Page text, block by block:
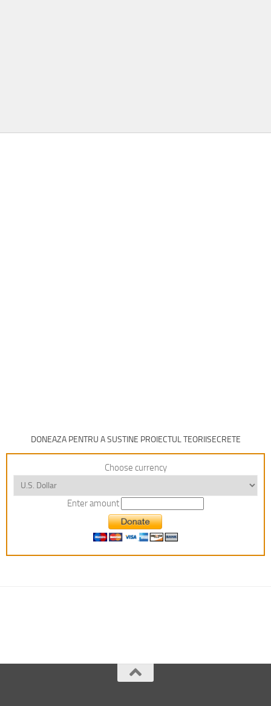
DONEAZA PENTRU A SUSTINE PROIECTUL TEORIISECRETE
Choose currency
Enter amount